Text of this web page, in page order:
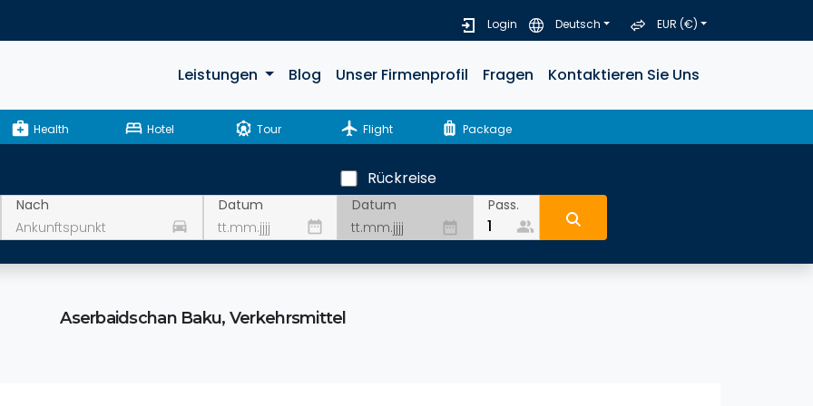
Login Deutsch EUR (€)
Leistungen Blog Unser Firmenprofil Fragen Kontaktieren Sie Uns
medical_services Health bed Hotel attractions Tour flight Flight luggage Package
Nach
drive_eta
Datum
date_range
Rückreise
Datum
date_range
Pass.
people_alt
Aserbaidschan Baku, Verkehrsmittel